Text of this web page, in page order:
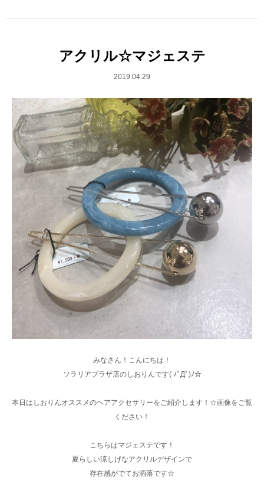
アクリル☆マジェステ
2019.04.29
みなさん！こんにちは！
ソラリアプラザ店のしおりんです( ﾉﾟДﾟ)ﾉ☆
本日はしおりんオススメのヘアアクセサリーをご紹介します！☆画像をご覧
ください！
こちらはマジェステです！
夏らしい涼しげなアクリルデザインで
存在感がでてお洒落です☆